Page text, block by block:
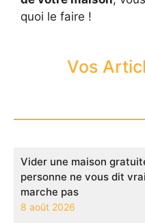
quoi le faire !
Vos
Vider une maison
personne ne vous dit
marche pas
8 août 2026